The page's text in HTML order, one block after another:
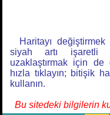
Haritayı
siyah artı işaretli
uzaklaştırmak için
hızla tıklayın; bitişik
kullanın.
Bu sitedeki bilgilerin